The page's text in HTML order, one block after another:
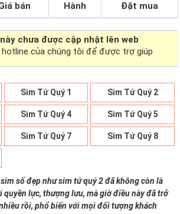
bán Hành Đặt mua
này chưa được cập nhật lên web
hotline của chúng tôi để được trợ giúp
Sim Tứ Quý 1 Sim Tứ Quý 2
Sim Tứ Quý 4 Sim Tứ Quý 5
Sim Tứ Quý 7 Sim Tứ Quý 8
số đẹp như sim tứ quý 2 đã không còn là
quyền lực, thượng lưu, mà giờ điều này đã trở
rồi, phổ biến với mọi đối tượng khách